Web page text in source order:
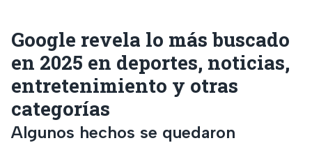
Google revela lo más buscado
en 2025 en deportes, noticias,
entretenimiento y otras
categorías
Algunos hechos se quedaron